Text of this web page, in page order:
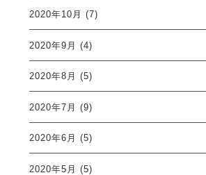
2020年10月 (7)
2020年9月 (4)
2020年8月 (5)
2020年7月 (9)
2020年6月 (5)
2020年5月 (5)